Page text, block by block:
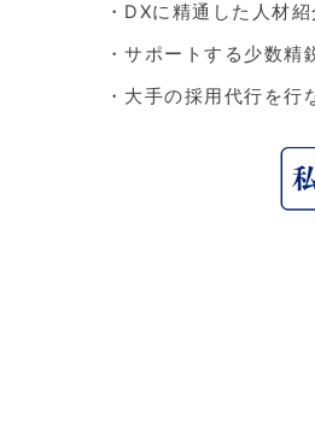
・DXに精通した人材
・サポートする少数
・大手の採用代行を行